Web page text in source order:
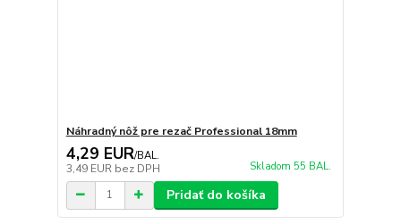
Náhradný nôž pre rezač Professional 18mm
4,29 EUR/BAL.
3,49 EUR bez DPH Skladom 55 BAL.
Pridať do košíka